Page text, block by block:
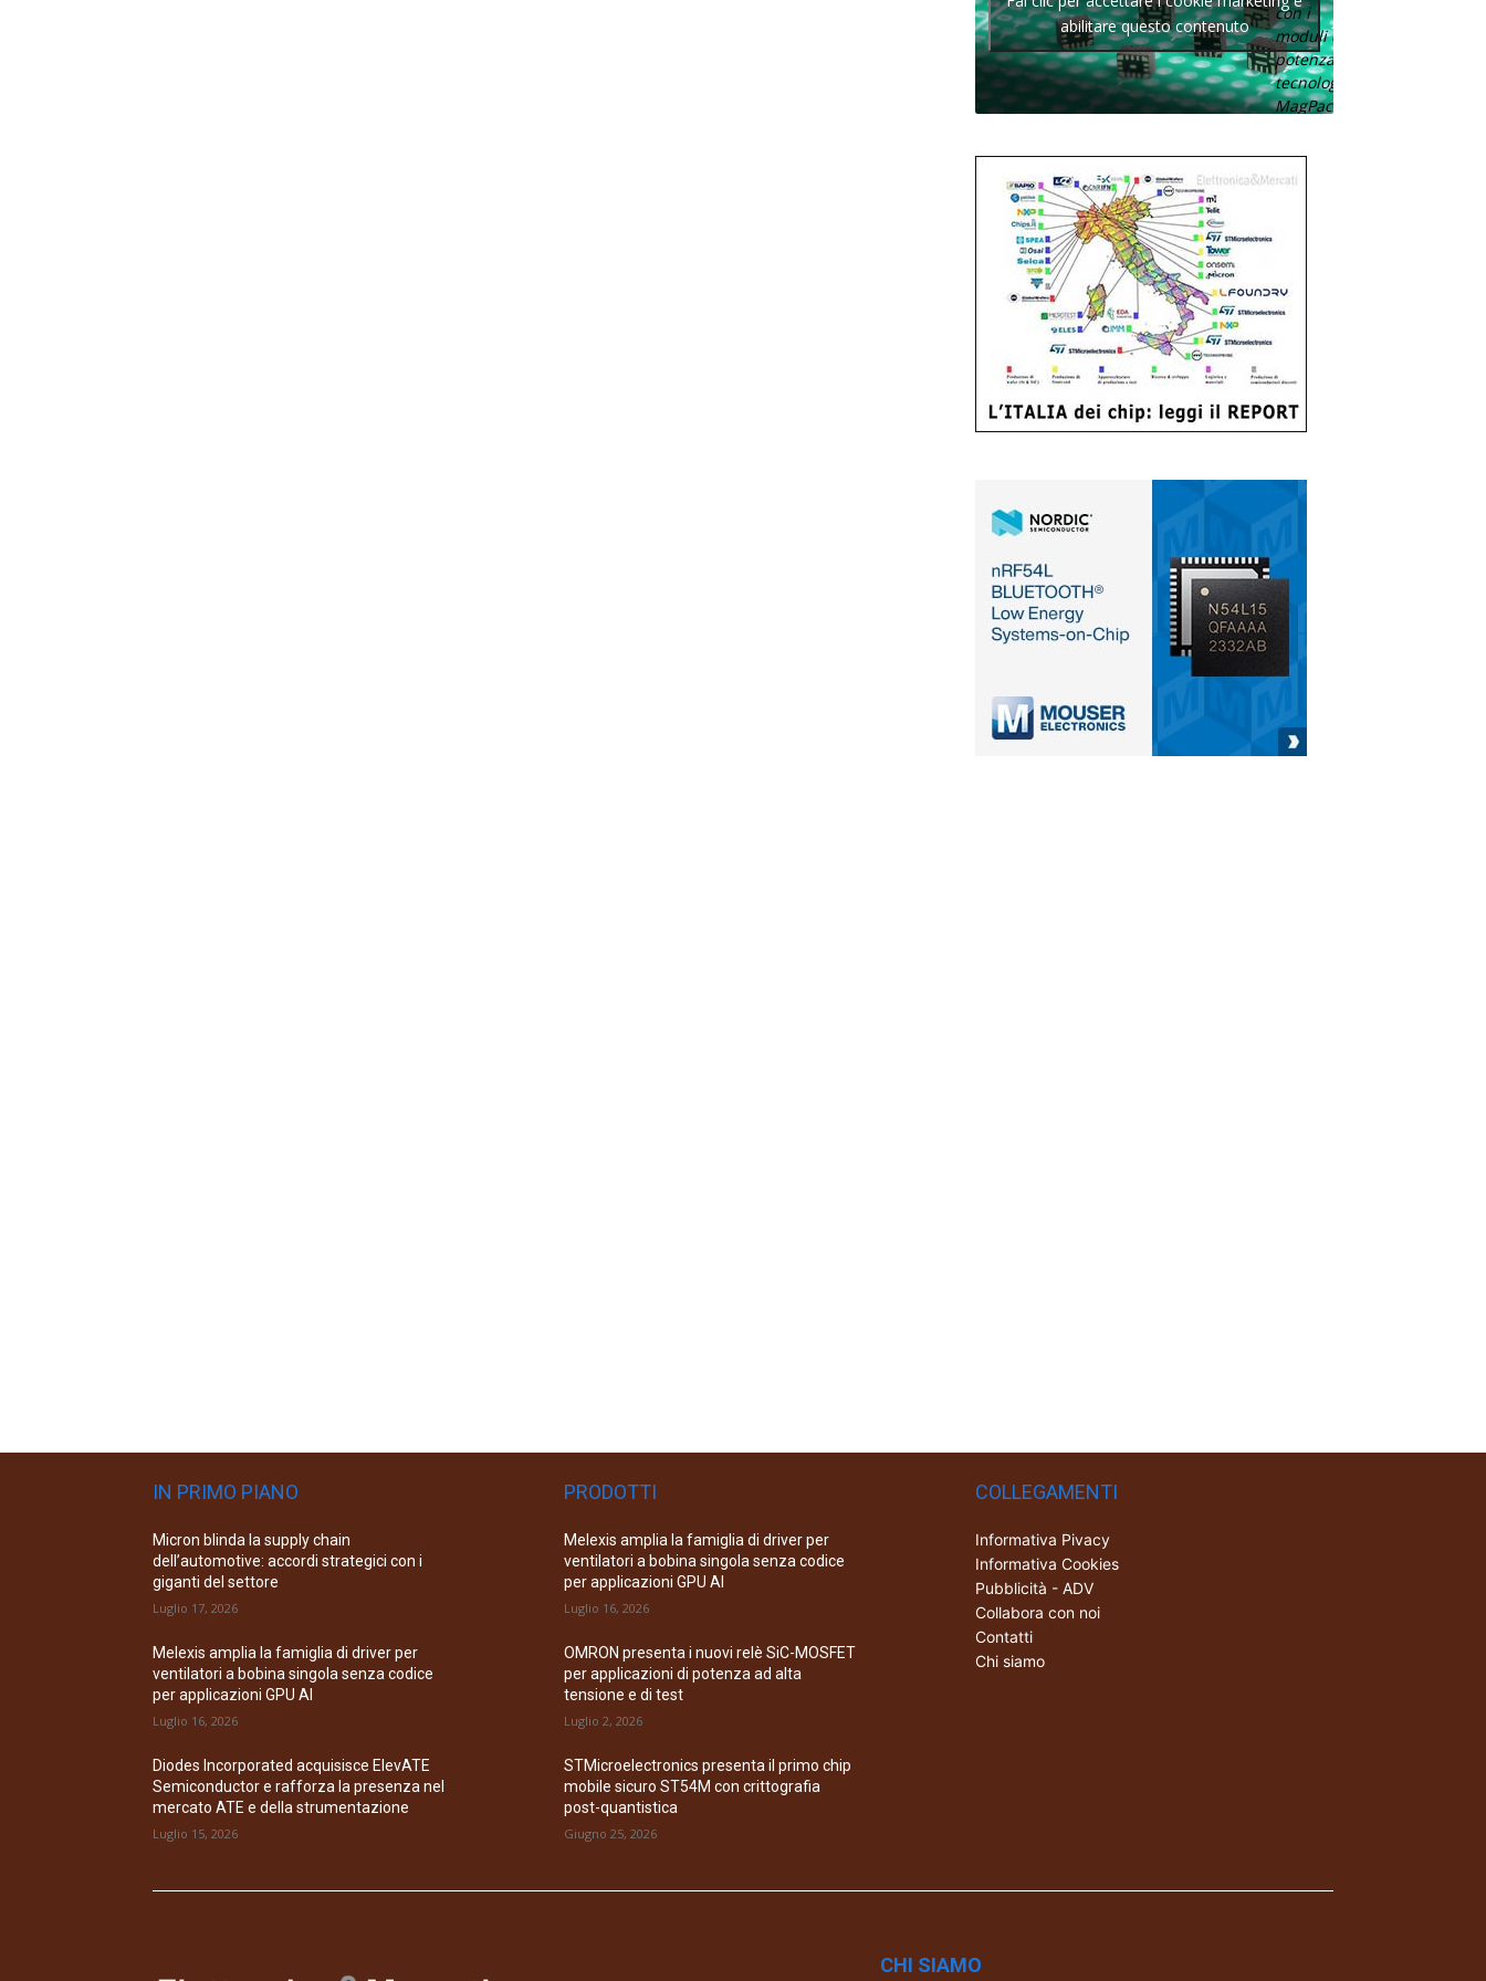
con i
moduli di
potenza con
tecnologia
MagPack.
abilitare questo contenuto
IN PRIMO PIANO
Micron blinda la supply chain
dell’automotive: accordi strategici con i
giganti del settore
Luglio 17, 2026
Melexis amplia la famiglia di driver per
ventilatori a bobina singola senza codice
per applicazioni GPU AI
Luglio 16, 2026
Diodes Incorporated acquisisce ElevATE
Semiconductor e rafforza la presenza nel
mercato ATE e della strumentazione
Luglio 15, 2026
PRODOTTI
Melexis amplia la famiglia di driver per
ventilatori a bobina singola senza codice
per applicazioni GPU AI
Luglio 16, 2026
OMRON presenta i nuovi relè SiC-MOSFET
per applicazioni di potenza ad alta
tensione e di test
Luglio 2, 2026
STMicroelectronics presenta il primo chip
mobile sicuro ST54M con crittografia
post-quantistica
Giugno 25, 2026
COLLEGAMENTI
Informativa Pivacy
Informativa Cookies
Pubblicità - ADV
Collabora con noi
Contatti
Chi siamo
CHI SIAMO